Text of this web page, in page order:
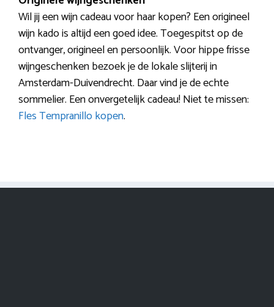
Wil jij een wijn cadeau voor haar kopen? Een origineel
wijn kado is altijd een goed idee. Toegespitst op de
ontvanger, origineel en persoonlijk. Voor hippe frisse
wijngeschenken bezoek je de lokale slijterij in
Amsterdam-Duivendrecht. Daar vind je de echte
sommelier. Een onvergetelijk cadeau! Niet te missen:
Fles Tempranillo kopen.